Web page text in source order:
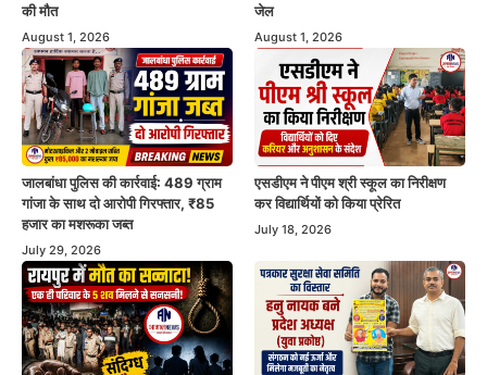
की मौत
August 1, 2026
जेल
August 1, 2026
जालबांधा पुलिस की कार्रवाई: 489 ग्राम
गांजा के साथ दो आरोपी गिरफ्तार, ₹85
हजार का मशरूका जब्त
July 29, 2026
एसडीएम ने पीएम श्री स्कूल का निरीक्षण
कर विद्यार्थियों को किया प्रेरित
July 18, 2026